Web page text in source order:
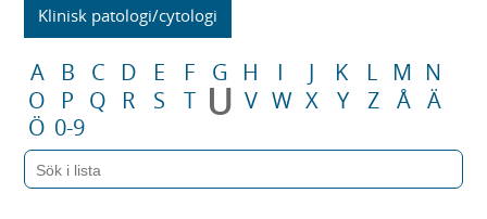
Klinisk patologi/cytologi
A B C D E F G H I J K L M N
O
P Q R S T U V W X Y Z Å Ä
Ö 0-9